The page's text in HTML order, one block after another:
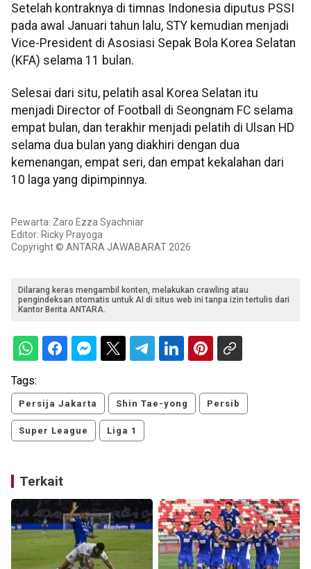
Setelah kontraknya di timnas Indonesia diputus PSSI
pada awal Januari tahun lalu, STY kemudian menjadi
Vice-President di Asosiasi Sepak Bola Korea Selatan
(KFA) selama 11 bulan.
Selesai dari situ, pelatih asal Korea Selatan itu
menjadi Director of Football di Seongnam FC selama
empat bulan, dan terakhir menjadi pelatih di Ulsan HD
selama dua bulan yang diakhiri dengan dua
kemenangan, empat seri, dan empat kekalahan dari
10 laga yang dipimpinnya.
Pewarta: Zaro Ezza Syachniar
Editor: Ricky Prayoga
Copyright © ANTARA JAWABARAT 2026
Dilarang keras mengambil konten, melakukan crawling atau
pengindeksan otomatis untuk AI di situs web ini tanpa izin tertulis dari
Kantor Berita ANTARA.
Tags:
Persija Jakarta Shin Tae-yong Persib
Super League Liga 1
Terkait